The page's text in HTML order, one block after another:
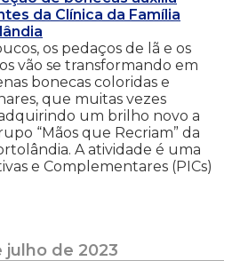
da Clínica da Família
os pedaços de lã e os
vão se transformando em
bonecas coloridas e
que muitas vezes
um brilho novo a
“Mãos que Recriam” da
A atividade é uma
e Complementares (PICs)
julho de 2023